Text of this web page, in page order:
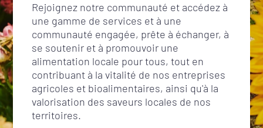
Rejoignez notre communauté et accédez à
une gamme de services et à une
communauté engagée, prête à échanger, à
se soutenir et à promouvoir une
alimentation locale pour tous, tout en
contribuant à la vitalité de nos entreprises
agricoles et bioalimentaires, ainsi qu'à la
valorisation des saveurs locales de nos
territoires.